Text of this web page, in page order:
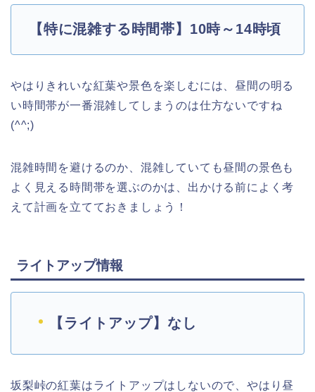
【特に混雑する時間帯】10時～14時頃
やはりきれいな紅葉や景色を楽しむには、昼間の明る
い時間帯が一番混雑してしまうのは仕方ないですね
(^^;)
混雑時間を避けるのか、混雑していても昼間の景色も
よく見える時間帯を選ぶのかは、出かける前によく考
えて計画を立てておきましょう！
ライトアップ情報
【ライトアップ】なし
坂梨峠の紅葉はライトアップはしないので、やはり昼